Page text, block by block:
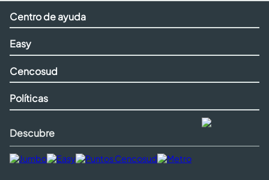
Centro de ayuda
Easy
Cencosud
Políticas
Descubre